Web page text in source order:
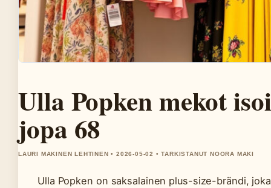
Ulla Popken mekot
jopa 68
LAURI MAKINEN LEHTINEN • 2026-05-02 • TARKISTANUT NOORA MAKI
Ulla Popken on saksalainen plus-size-brändi,